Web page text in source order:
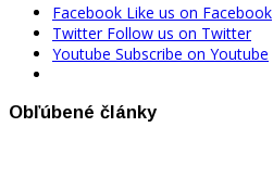
Facebook Like us on Facebook
Twitter Follow us on Twitter
Youtube Subscribe on Youtube
Obľúbené články